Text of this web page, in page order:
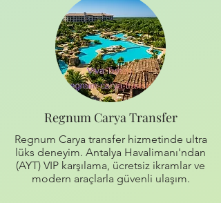
Regnum Carya Transfer
Regnum Carya transfer hizmetinde ultra
lüks deneyim. Antalya Havalimanı'ndan
(AYT) VIP karşılama, ücretsiz ikramlar ve
modern araçlarla güvenli ulaşım.